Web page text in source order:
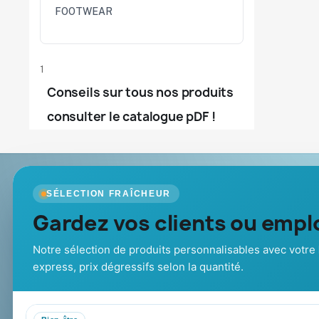
FOOTWEAR
1
Conseils sur tous nos produits
consulter le catalogue pDF !
SÉLECTION FRAÎCHEUR
Gardez vos clients ou
Notre sélection de produits personnalisables avec
express, prix dégressifs selon la quantité.
Goodies Pub France
Votre partenaire B2B pour les goodies et
cadeaux d’affaires personnalisés :
conseil, marquage et livraison pour
Promotions
Catalogue